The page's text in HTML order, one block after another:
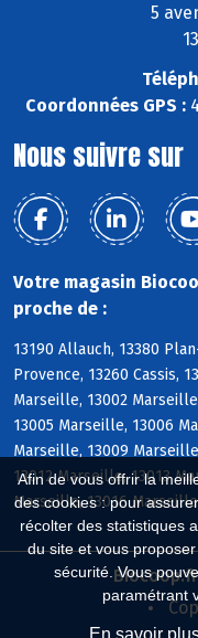
Afin de vous offrir la
des cookies : pour
récolter des statistiques
du site et vous
sécurité. Vous
paramétrant
En savoir
5
Coordonnées GPS :
Nous suivre sur
Votre magasin
proche de :
13190 Allauch, 13380
Provence, 13260 Cassis,
Marseille, 13002
13005 Marseille, 13006
Marseille, 13009
13012 Marseille, 13013
Marseille, 13016 Marseille
Biocoop.fr